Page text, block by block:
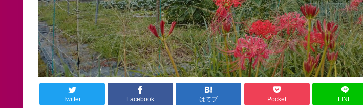
Twitter Facebook はてブ Pocket LINE